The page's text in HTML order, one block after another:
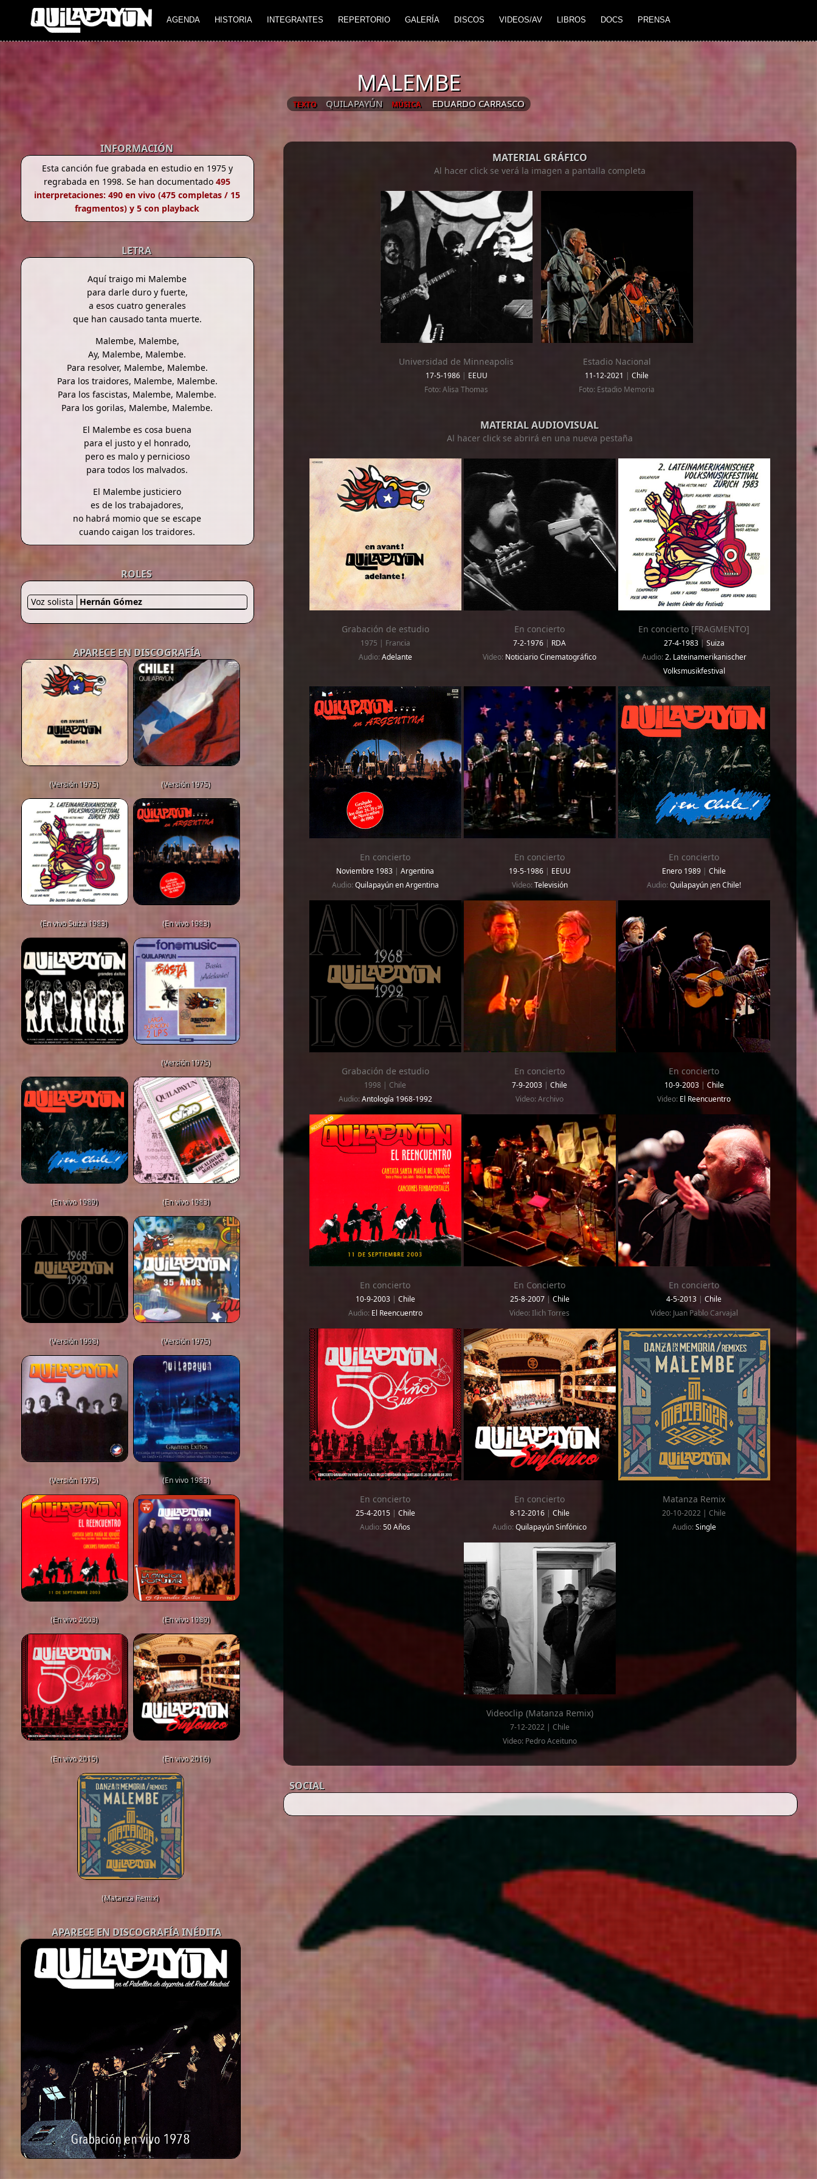
AGENDA HISTORIA INTEGRANTES REPERTORIO GALERÍA DISCOS VIDEOS/AV LIBROS DOCS PRENSA
MALEMBE
TEXTO QUILAPAYÚN MÚSICA EDUARDO CARRASCO
INFORMACIÓN
Esta canción fue grabada en estudio en 1975 y
regrabada en 1998. Se han documentado495
interpretaciones: 490 en vivo (475 completas / 15
fragmentos) y 5 con playback
LETRA
Aquí traigo mi Malembe
para darle duro y fuerte,
a esos cuatro generales
que han causado tanta muerte.
Malembe, Malembe,
Ay, Malembe, Malembe.
Para resolver, Malembe, Malembe.
Para los traidores, Malembe, Malembe.
Para los fascistas, Malembe, Malembe.
Para los gorilas, Malembe, Malembe.
El Malembe es cosa buena
para el justo y el honrado,
pero es malo y pernicioso
para todos los malvados.
El Malembe justiciero
es de los trabajadores,
no habrá momio que se escape
cuando caigan los traidores.
ROLES
Voz solista Hernán Gómez
APARECE EN DISCOGRAFÍA
(Versión 1975) (Versión 1975)
(En vivo Suiza 1983) (En vivo 1983)
(Versión 1975)
(En vivo 1989) (En vivo 1983)
(Versión 1998) (Versión 1975)
(Versión 1975) (En vivo 1983)
(En vivo 2003) (En vivo 1989)
(En vivo 2015) (En vivo 2016)
(Matanza Remix)
APARECE EN DISCOGRAFÍA INÉDITA
MATERIAL GRÁFICO
Al hacer click se verá la imagen a pantalla completa
Universidad de Minneapolis
17-5-1986|EEUU
Foto: Alisa Thomas
Estadio Nacional
11-12-2021|Chile
Foto: Estadio Memoria
MATERIAL AUDIOVISUAL
Al hacer click se abrirá en una nueva pestaña
Grabación de estudio
1975 | Francia
Audio:Adelante
En concierto
7-2-1976|RDA
Video:Noticiario Cinematográfico
En concierto [FRAGMENTO]
27-4-1983|Suiza
Audio:2. Lateinamerikanischer
Volksmusikfestival
En concierto
Noviembre 1983|Argentina
Audio:Quilapayún en Argentina
En concierto
19-5-1986|EEUU
Video:Televisión
En concierto
Enero 1989|Chile
Audio:Quilapayún ¡en Chile!
Grabación de estudio
1998 | Chile
Audio:Antología 1968-1992
En concierto
7-9-2003|Chile
Video: Archivo
En concierto
10-9-2003|Chile
Video: El Reencuentro
En concierto
10-9-2003|Chile
Audio:El Reencuentro
En Concierto
25-8-2007|Chile
Video: Ilich Torres
En concierto
4-5-2013|Chile
Video: Juan Pablo Carvajal
En concierto
25-4-2015|Chile
Audio:50 Años
En concierto
8-12-2016|Chile
Audio:Quilapayún Sinfónico
Matanza Remix
20-10-2022 | Chile
Audio:Single
Videoclip (Matanza Remix)
7-12-2022 | Chile
Video: Pedro Aceituno
SOCIAL